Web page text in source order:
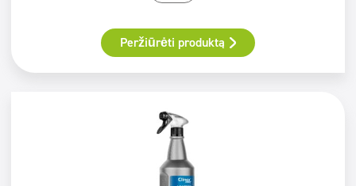
Peržiūrėti produktą